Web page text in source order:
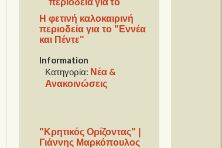
Η φετινή καλοκαιρινή
περιοδεία για το "Εννέα
και Πέντε"
Information
Κατηγορία: Νέα &
Ανακοινώσεις
"Κρητικός Ορίζοντας" |
Γιάννης Μαρκόπουλος